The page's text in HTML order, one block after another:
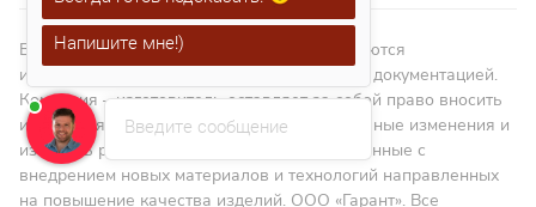
ВНИМАНИЕ! Изображения в каталоге являются
иллюстрациями и не являются технической документацией.
Компания – изготовитель оставляет за собой право вносить
изменения в дизайн, проводить конструктивные изменения и
изменять размеры в пределах ГОСТа, связанные с
внедрением новых материалов и технологий направленных
на повышение качества изделий. ООО «Гарант». Все
Введите сообщение
Напишите мне!)